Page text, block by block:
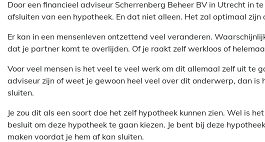
Door een financieel adviseur Scherrenberg Beheer BV in Utrecht in
afsluiten van een hypotheek. En dat niet alleen. Het zal optimaal zijn
Er kan in een mensenleven ontzettend veel veranderen.
dat je partner komt te overlijden. Of je raakt zelf werkloos of
Voor veel mensen is het veel te veel werk om dit allemaal zelf uit te
adviseur zijn of weet je gewoon heel veel over dit onderwerp, dan is
sluiten.
Je zou dit als een soort doe het zelf hypotheek kunnen zien. Wel is
besluit om deze hypotheek te gaan kiezen. Je bent bij deze
maken voordat je hem af kan sluiten.